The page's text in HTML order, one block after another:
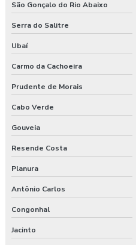
São Gonçalo do Rio Abaixo
Serra do Salitre
Ubaí
Carmo da Cachoeira
Prudente de Morais
Cabo Verde
Gouveia
Resende Costa
Planura
Antônio Carlos
Congonhal
Jacinto